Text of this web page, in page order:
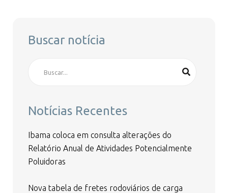
Buscar notícia
Notícias Recentes
Ibama coloca em consulta alterações do
Relatório Anual de Atividades Potencialmente
Poluidoras
Nova tabela de fretes rodoviários de carga